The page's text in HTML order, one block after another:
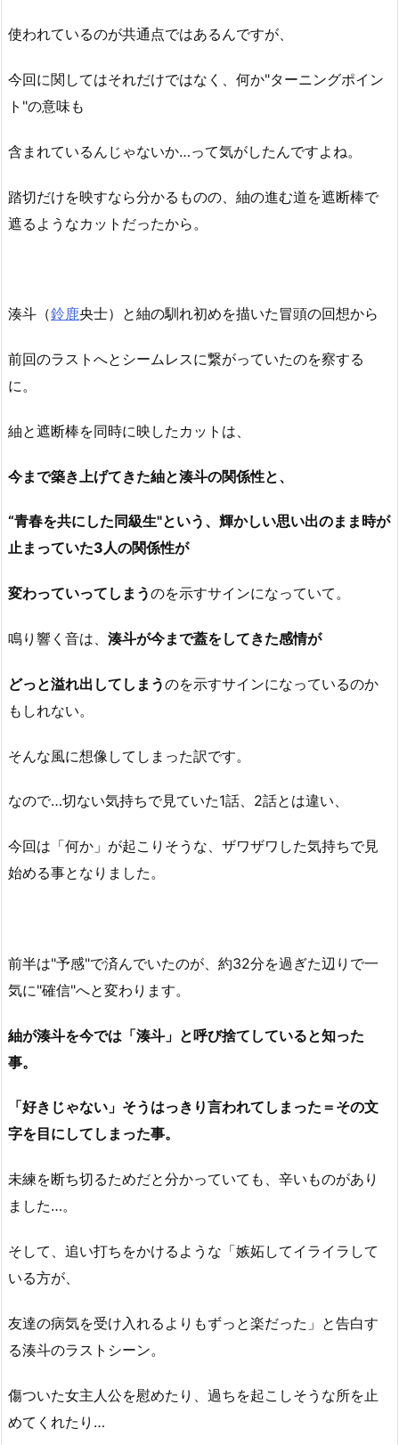
使われているのが共通点ではあるんですが、
今回に関してはそれだけではなく、何か"ターニングポイン
ト"の意味も
含まれているんじゃないか…って気がしたんですよね。
踏切だけを映すなら分かるものの、紬の進む道を遮断棒で
遮るようなカットだったから。
湊斗（鈴鹿央士）と紬の馴れ初めを描いた冒頭の回想から
前回のラストへとシームレスに繋がっていたのを察する
に。
紬と遮断棒を同時に映したカットは、
今まで築き上げてきた紬と湊斗の関係性と、
“青春を共にした同級生"という、輝かしい思い出のまま時が
止まっていた3人の関係性が
変わっていってしまうのを示すサインになっていて。
鳴り響く音は、 湊斗が今まで蓋をしてきた感情が
どっと溢れ出してしまうのを示すサインになっているのか
もしれない。
そんな風に想像してしまった訳です。
なので…切ない気持ちで見ていた1話、2話とは違い、
今回は「何か」が起こりそうな、ザワザワした気持ちで見
始める事となりました。
前半は"予感"で済んでいたのが、約32分を過ぎた辺りで一
気に"確信"へと変わります。
紬が湊斗を今では「湊斗」と呼び捨てしていると知った
事。
「好きじゃない」そうはっきり言われてしまった＝その文
字を目にしてしまった事。
未練を断ち切るためだと分かっていても、辛いものがあり
ました…。
そして、追い打ちをかけるような「嫉妬してイライラして
いる方が、
友達の病気を受け入れるよりもずっと楽だった」と告白す
る湊斗のラストシーン。
傷ついた女主人公を慰めたり、過ちを起こしそうな所を止
めてくれたり…